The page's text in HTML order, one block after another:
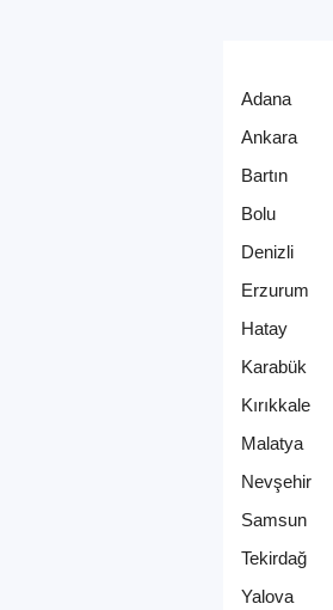
Adana
Ankara
Bartın
Bolu
Denizli
Erzurum
Hatay
Karabük
Kırıkkale
Malatya
Nevşehir
Samsun
Tekirdağ
Yalova